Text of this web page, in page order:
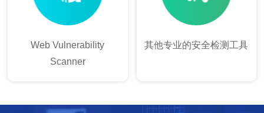
Web Vulnerability
Scanner
其他专业的安全检测工具